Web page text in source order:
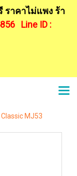
ราคาไม่แพง ร้า
Line ID :
Classic MJ53